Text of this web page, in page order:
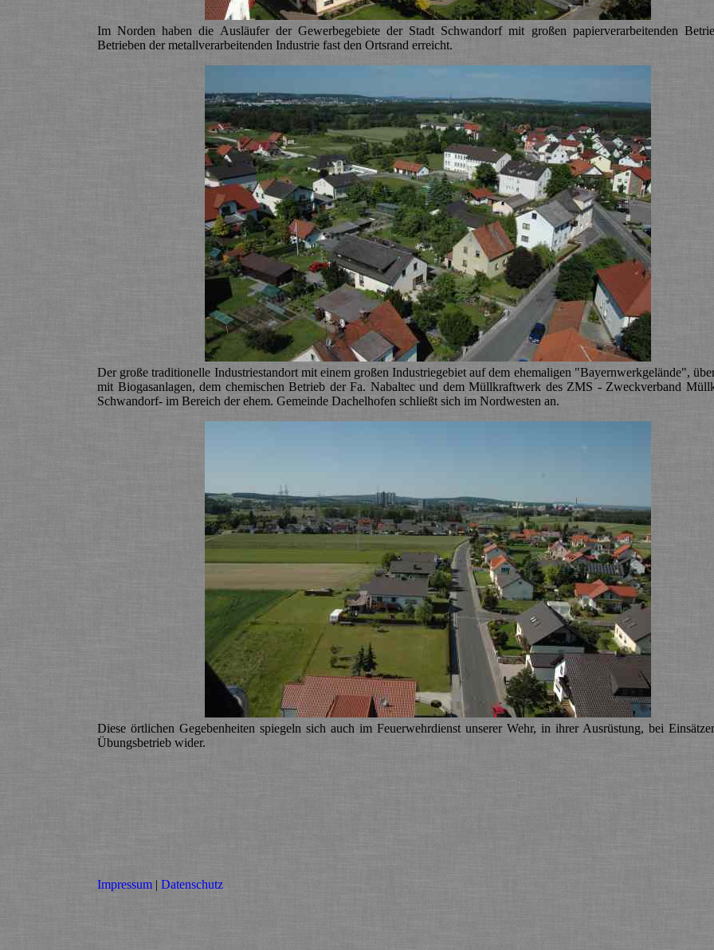
Im Norden haben die Ausläufer der Gewerbegebiete der Stadt Schwandorf mit großen papierverarbeitenden
Betrieben der metallverarbeitenden Industrie fast den Ortsrand erreicht.
Der große traditionelle Industriestandort mit einem großen Industriegebiet auf dem ehemaligen "Bayernwerkgelände",
mit Biogasanlagen, dem chemischen Betrieb der Fa. Nabaltec und dem Müllkraftwerk des ZMS - Zweckverband
Schwandorf- im Bereich der ehem. Gemeinde Dachelhofen schließt sich im Nordwesten an.
Diese örtlichen Gegebenheiten spiegeln sich auch im Feuerwehrdienst unserer Wehr, in ihrer Ausrüstung, bei
Übungsbetrieb wider.
Impressum | Datenschutz